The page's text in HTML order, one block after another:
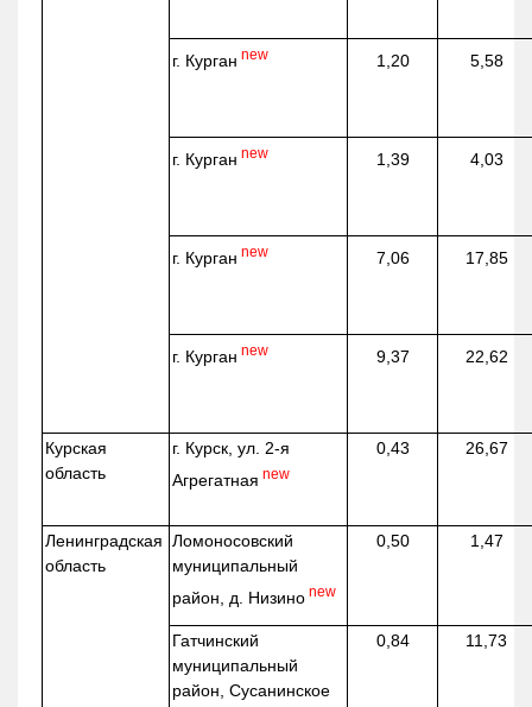
г. Курган new 1,20 5,58
г. Курган new 1,39 4,03
г. Курган new 7,06 17,85
г. Курган new 9,37 22,62
Курская
область
г. Курск, ул. 2-я
Агрегатная new
0,43 26,67
Ленинградская
область
Ломоносовский
муниципальный
район, д. Низино new
0,50 1,47
Гатчинский
муниципальный
район, Сусанинское
0,84 11,73